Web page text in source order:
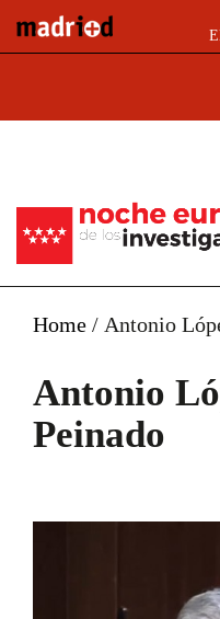
Home / Antonio
Antonio
Peinado